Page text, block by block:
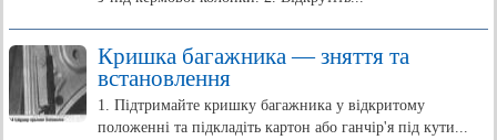
Кришка багажника — зняття та
встановлення
1. Підтримайте кришку багажника у відкритому
положенні та підкладіть картон або ганчір'я під кути...